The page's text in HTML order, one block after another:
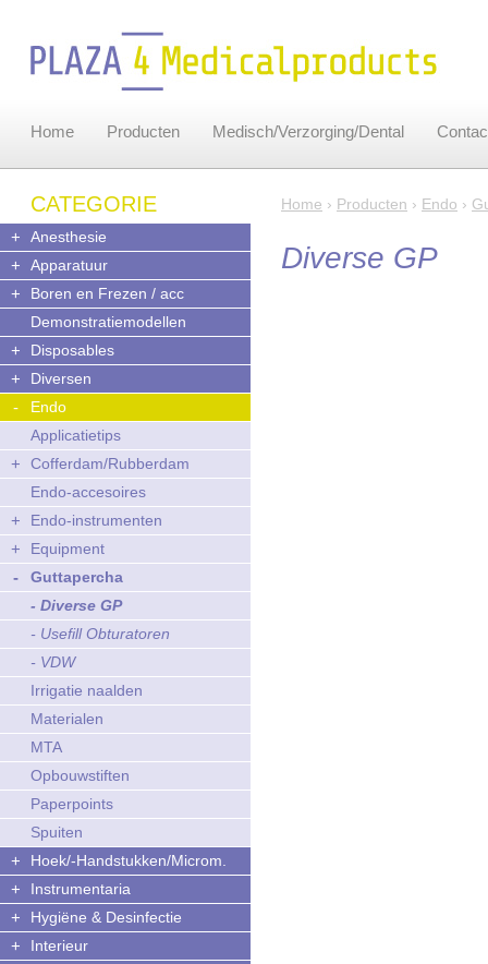
Home Producten Medisch/Verzorging/Dental
CATEGORIE
+ Anesthesie
+ Apparatuur
+
Boren en Frezen / acc
Demonstratiemodellen
+ Disposables
+ Diversen
-
Endo
Applicatietips
+
Cofferdam/Rubberdam
Endo-accesoires
+ Endo-instrumenten
+ Equipment
-
Guttapercha
- Diverse GP
- Usefill Obturatoren
- VDW
Irrigatie naalden
Materialen
MTA
Opbouwstiften
Paperpoints
Spuiten
+ Hoek/-Handstukken/Microm.
+ Instrumentaria
+ Hygiëne & Desinfectie
+ Interieur
Home › Producten › Endo ›
Diverse GP